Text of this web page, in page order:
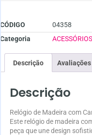
CÓDIGO
04358
Categoria
Descrição Avaliações
Descrição
Relógio de Madeira com
Este relógio de madeira
peça que une design